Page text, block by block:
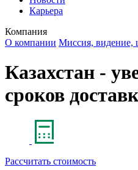
Карьера
Компания
О компании Миссия, видение,
Казахстан -
сроков
Рассчитать стоимость